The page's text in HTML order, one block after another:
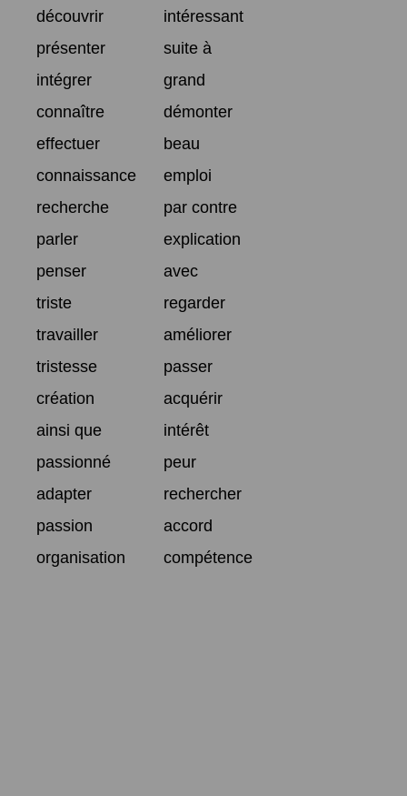
découvrir
intéressant
présenter
suite à
intégrer
grand
connaître
démonter
effectuer
beau
connaissance
emploi
recherche
par contre
parler
explication
penser
avec
triste
regarder
travailler
améliorer
tristesse
passer
création
acquérir
ainsi que
intérêt
passionné
peur
adapter
rechercher
passion
accord
organisation
compétence